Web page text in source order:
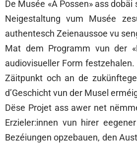
De Musée «A Possen» ass
Neigestaltung vum Musée
authentesch Zeienaussoe vu
Mat dem Programm vun der
audiovisueller Form
Zäitpunkt och an de
d’Geschicht vun der Musel
Dëse Projet ass awer net
Erzieler:innen vun hirer
Bezéiungen opzebauen, den